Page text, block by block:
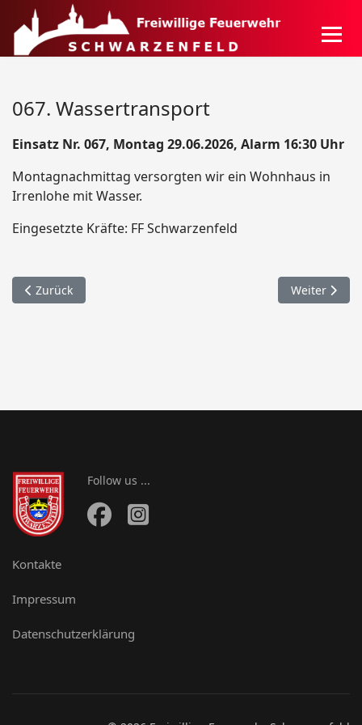
067. Wassertransport
Einsatz Nr. 067, Montag 29.06.2026, Alarm 16:30 Uhr
Montagnachmittag versorgten wir ein Wohnhaus in
Irrenlohe mit Wasser.
Eingesetzte Kräfte: FF Schwarzenfeld
Vorheriger Beitrag: 068. - 079. Unwetter / Schwandorf
Zurück Nächster
Weiter
Follow us ...
Kontakte
Impressum
Datenschutzerklärung